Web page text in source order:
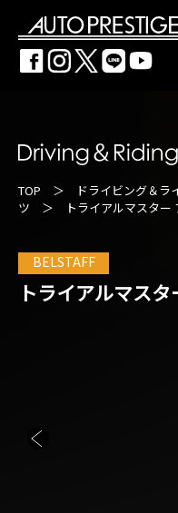
TOP ＞
ドライビング＆ラ
ツ ＞ トライアルマスター
BELSTAFF
トライアルマス